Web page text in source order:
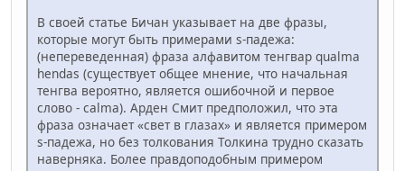
В своей статье Бичан указывает на две фразы,
которые могут быть примерами s-падежа:
(непереведенная) фраза алфавитом тенгвар qualma
hendas (существует общее мнение, что начальная
тенгва вероятно, является ошибочной и первое
слово - calma). Арден Смит предположил, что эта
фраза означает «свет в глазах» и является примером
s-падежа, но без толкования Толкина трудно сказать
наверняка. Более правдоподобным примером